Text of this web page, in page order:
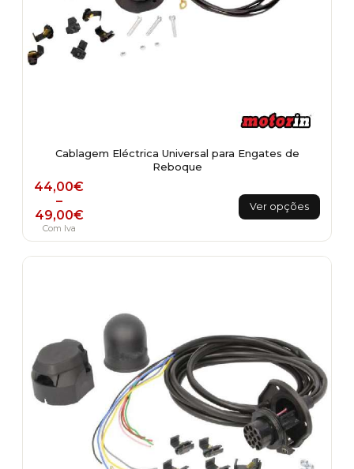
Cablagem Eléctrica Universal para Engates de
Reboque
44,00€
–
49,00€
Price range: 44,00€ through 49,00€
Com Iva
Ver opções
This
product
multiple
variants.
chosen
on
the
product
page